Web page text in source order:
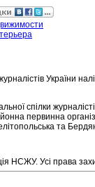
України
спілки
первинна
та
НСЖУ. Усі права